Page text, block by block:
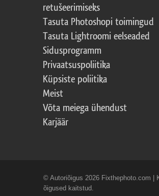
retušeerimiseks
Tasuta Photoshopi toimingud
Tasuta Lightroomi eelseaded
Sidusprogramm
Privaatsuspoliitika
Küpsiste poliitika
Meist
Võta meiega ühendust
Karjäär
© Autoriõigus 2026 Fixthephoto.com |
õigused kaitstud.